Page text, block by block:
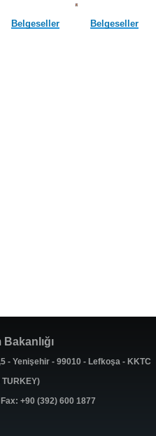
Belgeseller Belgeseller
- Yenişehir - 99010 - Lefkoşa - KKTC
+90 (392) 600 1877